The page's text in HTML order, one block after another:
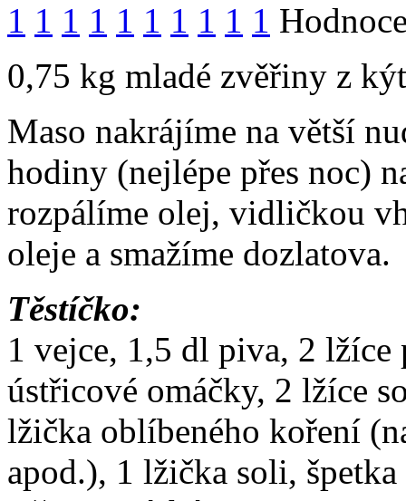
1 1 1 1 1 1 1 1 1 1
0,75 kg mladé zvěřiny z
Maso nakrájíme na větší
hodiny (nejlépe přes noc)
rozpálíme olej, vidličkou
oleje a smažíme dozlatova.
Těstíčko:
1 vejce, 1,5 dl piva, 2
ústřicové omáčky, 2 lžíce
lžička oblíbeného koření
apod.), 1 lžička soli, špetka